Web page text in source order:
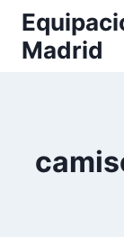
Saltar
contenido
Madrid